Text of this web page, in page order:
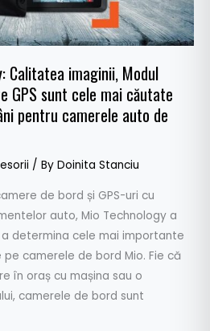
Calitatea imaginii, Modul
GPS sunt cele mai căutate
pentru camerele auto de
/ By Doinita Stanciu
de bord și GPS-uri cu
auto, Mio Technology a
determina cele mai importante
camerele de bord Mio. Fie că
în oraș cu mașina sau o
camerele de bord sunt